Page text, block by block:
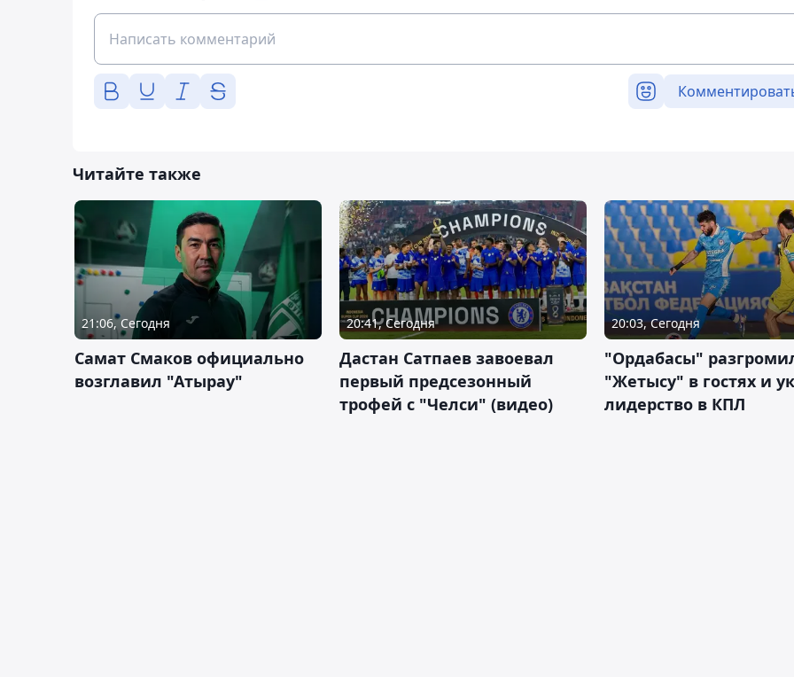
Читайте также
21:06, Сегодня
Самат Смаков официально
возглавил "Атырау"
20:41, Сегодня
Дастан Сатпаев завоевал
первый предсезонный
трофей с "Челси" (видео)
20:03, Сегодня
"Ордабасы"
"Жетысу" в гостях и
лидерство в КПЛ